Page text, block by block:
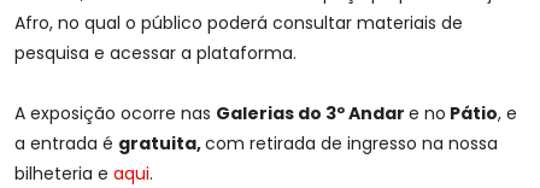
Afro, no qual o público poderá consultar materiais de
pesquisa e acessar a plataforma.
A exposição ocorre nas Galerias do 3º Andar e no Pátio, e
a entrada é gratuita,com retirada de ingresso na nossa
bilheteria e aqui.